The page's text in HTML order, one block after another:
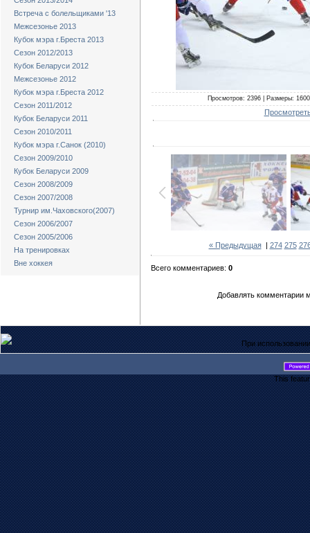
Встреча с болельщиками '13
Межсезонье 2013
Кубок мэра г.Бреста 2013
Сезон 2012/2013
Кубок Беларуси 2012
Межсезонье 2012
Кубок мэра г.Бреста 2012
Сезон 2011/2012
Кубок Беларуси 2011
Сезон 2010/2011
Кубок мэра г.Санок (2010)
Сезон 2009/2010
Кубок Беларуси 2009
Сезон 2008/2009
Сезон 2007/2008
Турнир им.Чаховского(2007)
Сезон 2006/2007
Сезон 2005/2006
На тренировках
Вне хоккея
Просмотров: 2396 | Размеры:
« Предыдущая| 274 275
Всего комментариев: 0
Добавлять комментарии
При
This